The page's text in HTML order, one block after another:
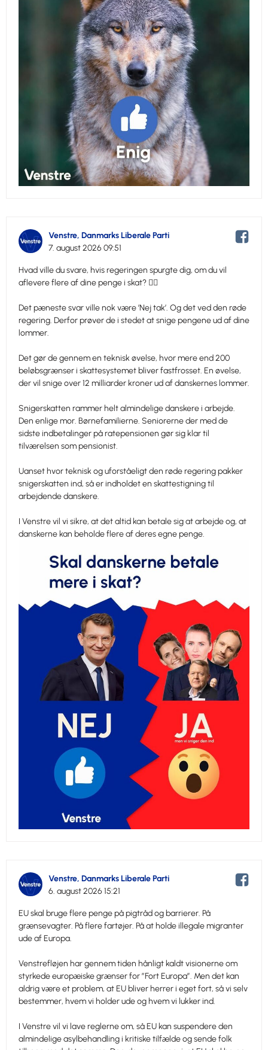
Venstre, Danmarks Liberale Parti
7. august 2026 09:51
Hvad ville du svare, hvis regeringen spurgte dig, om du vil
aflevere flere af dine penge i skat? 😵‍💫
Det pæneste svar ville nok være ’Nej tak’. Og det ved den røde
regering. Derfor prøver de i stedet at snige pengene ud af dine
lommer.
Det gør de gennem en teknisk øvelse, hvor mere end 200
beløbsgrænser i skattesystemet bliver fastfrosset. En øvelse,
der vil snige over 12 milliarder kroner ud af danskernes lommer.
Snigerskatten rammer helt almindelige danskere i arbejde.
Den enlige mor. Børnefamilierne. Seniorerne der med de
sidste indbetalinger på ratepensionen gør sig klar til
tilværelsen som pensionist.
Uanset hvor teknisk og uforståeligt den røde regering pakker
snigerskatten ind, så er indholdet en skattestigning til
arbejdende danskere.
I Venstre vil vi sikre, at det altid kan betale sig at arbejde og, at
danskerne kan beholde flere af deres egne penge.
Venstre, Danmarks Liberale Parti
6. august 2026 15:21
EU skal bruge flere penge på pigtråd og barrierer. På
grænsevagter. På flere fartøjer. På at holde illegale migranter
ude af Europa.
Venstrefløjen har gennem tiden hånligt kaldt visionerne om
styrkede europæiske grænser for ”Fort Europa”. Men det kan
aldrig være et problem, at EU bliver herrer i eget fort, så vi selv
bestemmer, hvem vi holder ude og hvem vi lukker ind.
I Venstre vil vi lave reglerne om, så EU kan suspendere den
almindelige asylbehandling i kritiske tilfælde og sende folk